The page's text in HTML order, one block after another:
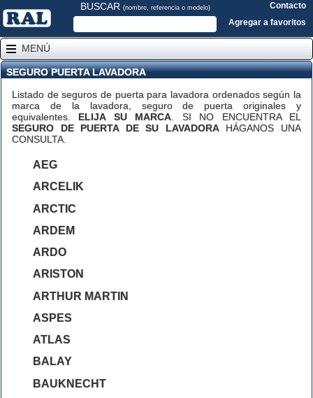
BUSCAR (nombre, referencia o modelo)
Contacto
Agregar a favoritos
MENÚ
SEGURO PUERTA LAVADORA
Listado de seguros de puerta para lavadora ordenados según la
marca de la lavadora, seguro de puerta originales y
equivalentes. ELIJA SU MARCA
SI NO ENCUENTRA EL
SEGURO DE PUERTA DE SU LAVADORAHÁGANOS UNA
CONSULTA
AEG
ARCELIK
ARCTIC
ARDEM
ARDO
ARISTON
ARTHUR MARTIN
ASPES
ATLAS
BALAY
BAUKNECHT